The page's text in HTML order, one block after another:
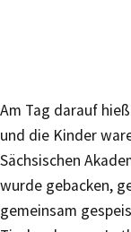
Am Tag darauf
und die Kinder
Sächsischen
wurde gebacken,
gemeinsam